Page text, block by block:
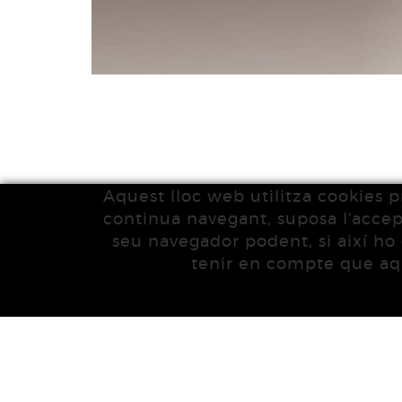
Aquest lloc web utilitza cookies
continua navegant, suposa
seu navegador podent, si així
tenir en compte que